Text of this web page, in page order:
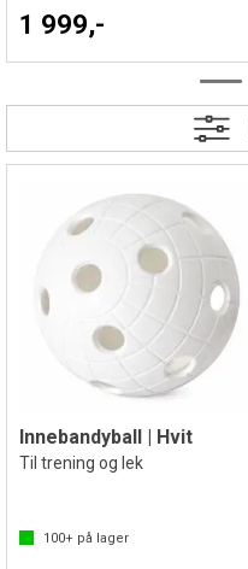
1 999,-
Innebandyball | Hvit
Til trening og lek
100+ på lager